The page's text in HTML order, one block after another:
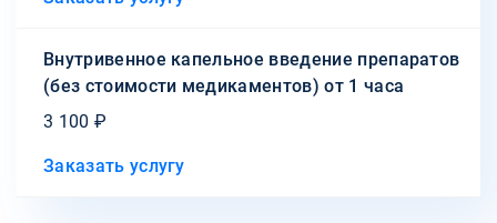
Внутривенное капельное введение препаратов
(без стоимости медикаментов) от 1 часа
3 100 ₽
Заказать услугу